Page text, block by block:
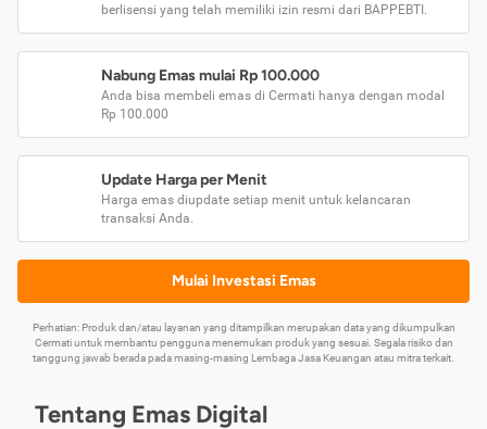
berlisensi yang telah memiliki izin resmi dari BAPPEBTI.
Nabung Emas mulai Rp 100.000
Anda bisa membeli emas di Cermati hanya dengan modal
Rp 100.000
Update Harga per Menit
Harga emas diupdate setiap menit untuk kelancaran
transaksi Anda.
Mulai Investasi Emas
Perhatian: Produk dan/atau layanan yang ditampilkan merupakan data yang dikumpulkan
Cermati untuk membantu pengguna menemukan produk yang sesuai. Segala risiko dan
tanggung jawab berada pada masing-masing Lembaga Jasa Keuangan atau mitra terkait.
Tentang Emas Digital